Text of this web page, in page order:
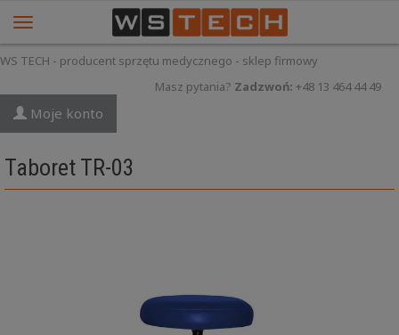
WS TECH - producent sprzętu medycznego - sklep firmowy
Masz pytania? Zadzwoń: +48 13 464 44 49
Moje konto
Taboret TR-03